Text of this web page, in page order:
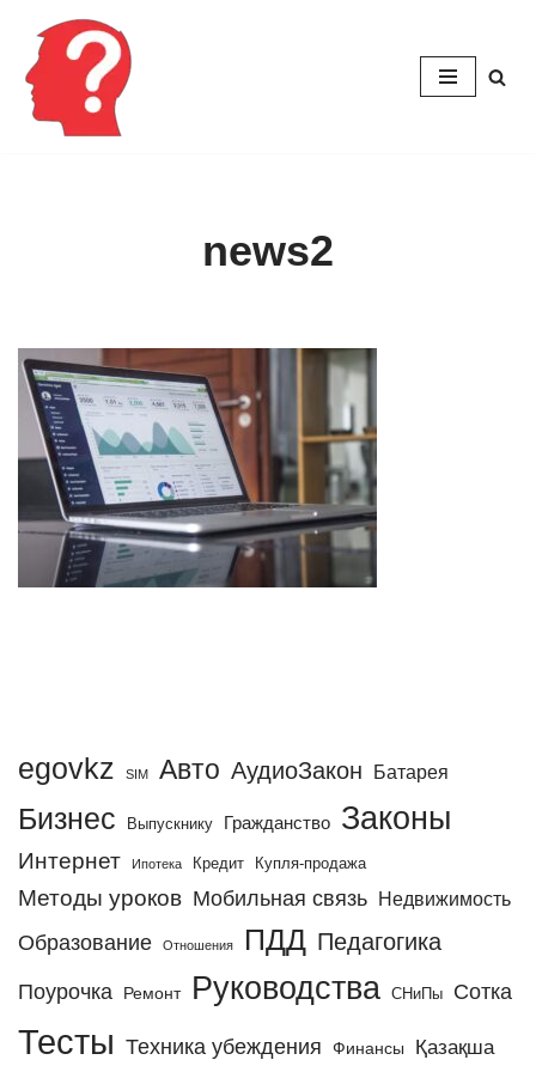
Перейти
содержимому
news2
egovkz SIM Авто АудиоЗакон Батарея
Бизнес Выпускнику Гражданство Законы
Интернет Ипотека Кредит Купля-продажа
Методы уроков Мобильная связь Недвижимость
Образование Отношения ПДД Педагогика
Поурочка Ремонт Руководства СНиПы Сотка
Тесты Техника убеждения Финансы Қазақша